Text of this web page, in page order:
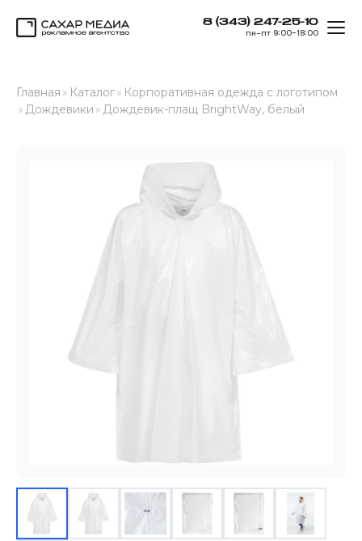
8 (343) 247-25-10
пн–пт 9:00–18:00
Главная » Каталог» Корпоративная одежда с логотипом
» Дождевики » Дождевик-плащ BrightWay, белый